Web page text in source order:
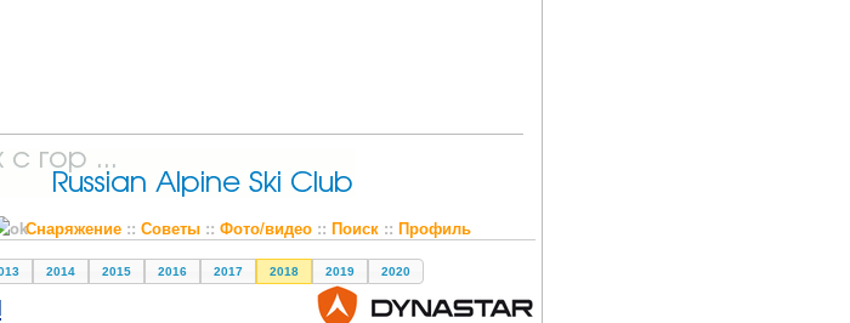
Снаряжение:: Советы:: Фото/видео:: Поиск:: Профиль
2014 2015 2016 2017 2018 2019 2020